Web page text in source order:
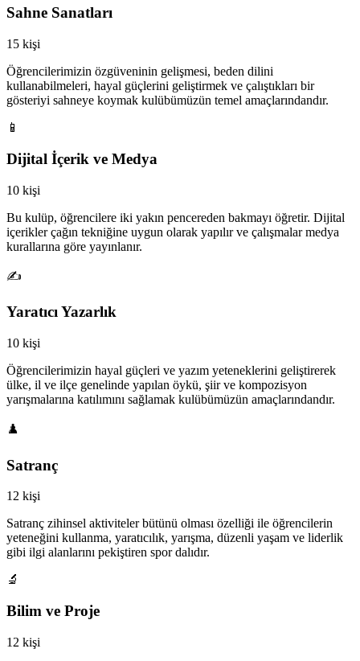
Sahne Sanatları
15 kişi
Öğrencilerimizin özgüveninin gelişmesi, beden dilini
kullanabilmeleri, hayal güçlerini geliştirmek ve çalıştıkları bir
gösteriyi sahneye koymak kulübümüzün temel amaçlarındandır.
📱
Dijital İçerik ve Medya
10 kişi
Bu kulüp, öğrencilere iki yakın pencereden bakmayı öğretir. Dijital
içerikler çağın tekniğine uygun olarak yapılır ve çalışmalar medya
kurallarına göre yayınlanır.
✍️
Yaratıcı Yazarlık
10 kişi
Öğrencilerimizin hayal güçleri ve yazım yeteneklerini geliştirerek
ülke, il ve ilçe genelinde yapılan öykü, şiir ve kompozisyon
yarışmalarına katılımını sağlamak kulübümüzün amaçlarındandır.
♟️
Satranç
12 kişi
Satranç zihinsel aktiviteler bütünü olması özelliği ile öğrencilerin
yeteneğini kullanma, yaratıcılık, yarışma, düzenli yaşam ve liderlik
gibi ilgi alanlarını pekiştiren spor dalıdır.
🔬
Bilim ve Proje
12 kişi